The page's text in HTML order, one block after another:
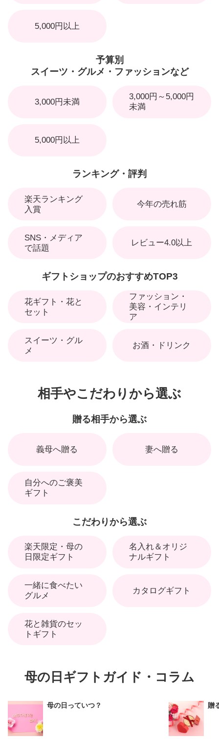
5,000円以上
予算別
スイーツ・グルメ・ファッションなど
3,000円未満
3,000円～5,000円
未満
5,000円以上
ランキング・評判
楽天ランキング
入賞
今年の売れ筋
SNS・メディア
で話題
レビュー4.0以上
ギフトショップのおすすめTOP3
花ギフト・花と
セット
ファッション・
美容・インテリ
ア
スイーツ・グル
メ
お酒・ドリンク
相手やこだわりから選ぶ
贈る相手から選ぶ
義母へ贈る 妻へ贈る
自分へのご褒美
ギフト
こだわりから選ぶ
楽天限定・母の
日限定ギフト
名入れ＆オリジ
ナルギフト
一緒に食べたい
グルメ
カタログギフト
花と雑貨のセッ
トギフト
母の日ギフトガイド・コラム
母の日っていつ？ 贈